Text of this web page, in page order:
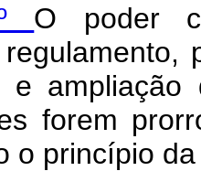
O poder
e ampliação
forem
o princípio